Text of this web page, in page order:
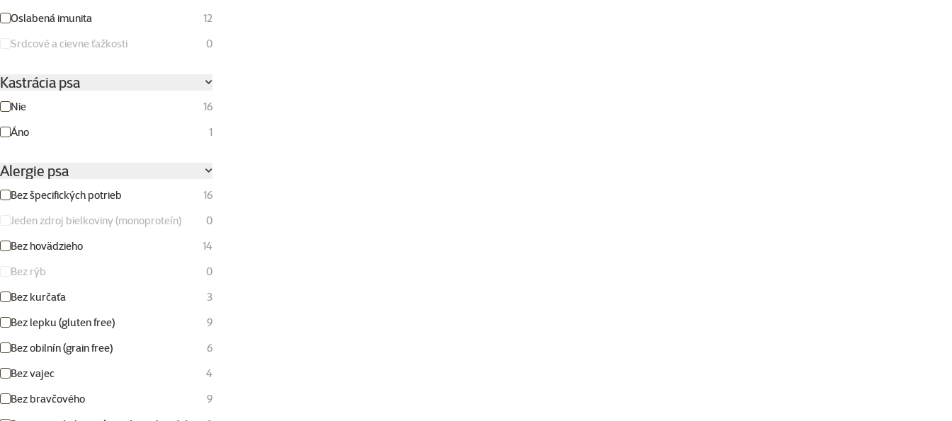
Oslabená imunita
12
Srdcové a cievne ťažkosti
0
Kastrácia psa
Nie
16
Áno
1
Alergie psa
Bez špecifických potrieb
16
Jeden zdroj bielkoviny (monoproteín)
0
Bez hovädzieho
14
Bez rýb
0
Bez kurčaťa
3
Bez lepku (gluten free)
9
Bez obilnín (grain free)
6
Bez vajec
4
Bez bravčového
9